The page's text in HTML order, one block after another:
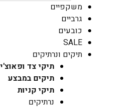
משקפיים
גרביים
כובעים
SALE
תיקים ונרתיקים
תיקי צד
תיקים במבצע
תיקי קניות
נרתיקים